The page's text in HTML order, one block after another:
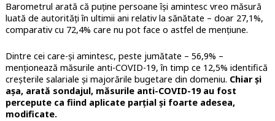
Barometrul arată că puține persoane își amintesc vreo măsură
luată de autorități în ultimii ani relativ la sănătate – doar 27,1%,
comparativ cu 72,4% care nu pot face o astfel de mențiune.
Dintre cei care-și amintesc, peste jumătate – 56,9% –
menționează măsurile anti-COVID-19, în timp ce 12,5% identifică
creșterile salariale și majorările bugetare din domeniu. Chiar și
așa, arată sondajul, măsurile anti-COVID-19 au fost
percepute ca fiind aplicate parțial și foarte adesea,
modificate.